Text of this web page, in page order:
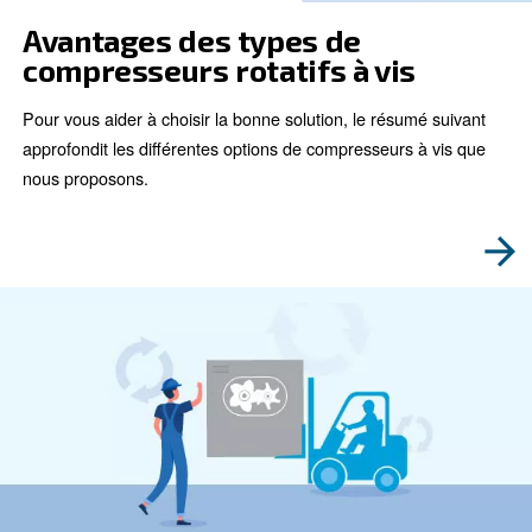
leurs fonctions et les conseils d’entretien pour
performances et une longévité optimales de votre
compresseur.
Vous recherchez un sujet
Compresseurs à vis Compresseurs à pistons